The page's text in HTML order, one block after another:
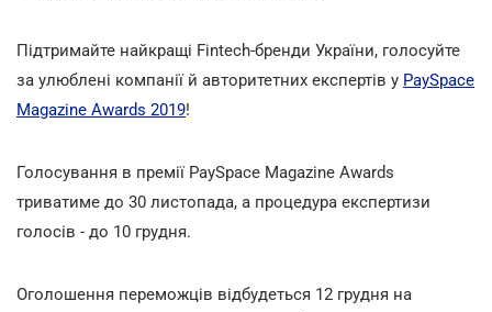
Підтримайте найкращі Fintech-бренди України, голосуйте
за улюблені компанії й авторитетних експертів у PaySpace
Magazine Awards 2019!
Голосування в премії PaySpace Magazine Awards
триватиме до 30 листопада, а процедура експертизи
голосів - до 10 грудня.
Оголошення переможців відбудеться 12 грудня на